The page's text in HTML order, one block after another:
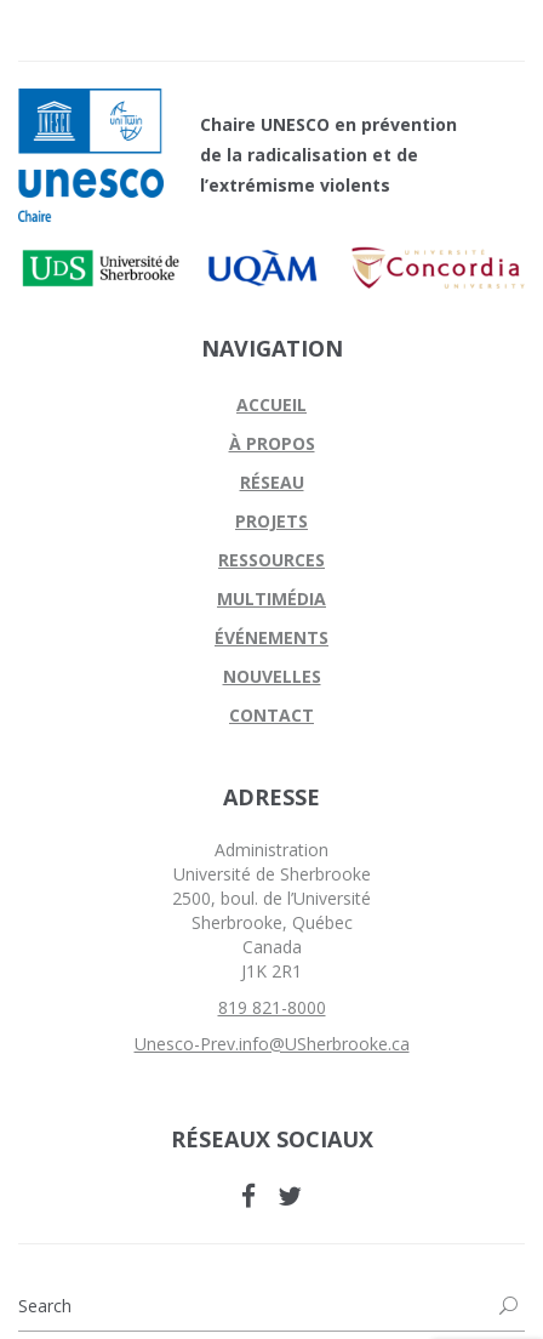
Chaire UNESCO en prévention
de la radicalisation et de
l’extrémisme violents
NAVIGATION
ACCUEIL
À PROPOS
RÉSEAU
PROJETS
RESSOURCES
MULTIMÉDIA
ÉVÉNEMENTS
NOUVELLES
CONTACT
ADRESSE
Administration
Université de Sherbrooke
2500, boul. de l’Université
Sherbrooke, Québec
Canada
J1K 2R1
819 821-8000
Unesco-Prev.info@USherbrooke.ca
RÉSEAUX SOCIAUX